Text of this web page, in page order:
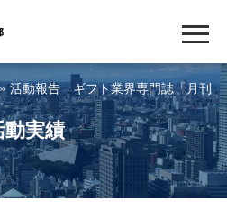
活動報告 ギフト業界専門誌「月刊
動実績